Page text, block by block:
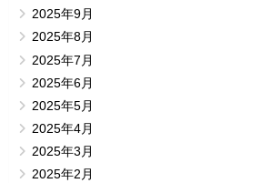
2025年9月
2025年8月
2025年7月
2025年6月
2025年5月
2025年4月
2025年3月
2025年2月